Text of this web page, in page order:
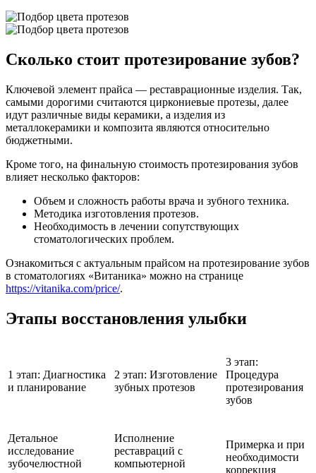
Сколько стоит протезирование зубов?
Ключевой элемент прайса — реставрационные изделия. Так,
самыми дорогими считаются циркониевые протезы, далее
идут различные виды керамики, а изделия из
металлокерамики и композита являются относительно
бюджетными.
Кроме того, на финальную стоимость протезирования зубов
влияет несколько факторов:
Объем и сложность работы врача и зубного техника.
Методика изготовления протезов.
Необходимость в лечении сопутствующих
стоматологических проблем.
Ознакомиться с актуальным прайсом на протезирование зубов
в стоматологиях «Витаника» можно на странице
https://vitanika.com/price/.
Этапы восстановления улыбки
1 этап: Диагностика
и планирование
2 этап: Изготовление
зубных протезов
3 этап:
Процедура
протезирования
зубов
Детальное
исследование
зубочелюстной
Исполнение
реставраций с
компьютерной
Примерка и при
необходимости
коррекция